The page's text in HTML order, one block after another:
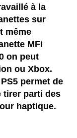
à la
sur
même
MFi
on peut
ou Xbox.
permet de
tirer parti des
haptique.